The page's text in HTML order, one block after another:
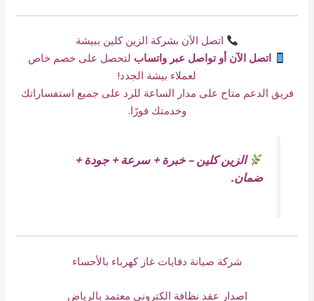
اتصل الآن بشركة الزين كلين ببيشة
اتصل الآن أو تواصل عبر واتساب لتحصل على خصم خاص
لعملاء بيشة الجدد!
فريق الدعم متاح على مدار الساعة للرد على جميع استفساراتك
وخدمتك فورًا.
الزين كلين – خبرة + سرعة + جودة +
ضمان.
شركة صيانة دفايات غاز كهرباء بالأحساء
اصدار عقد نظافة الكتروني معتمد بالرياض